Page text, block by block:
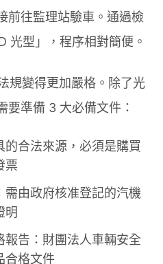
前往監理站驗車。通過檢
光型」，程序相對簡便。
規變得更加嚴格。除了光
要準備 3 大必備文件：
合法來源，必須是購買
票
需由政府核准登記的汽機
明
報告：財團法人車輛安全
合格文件